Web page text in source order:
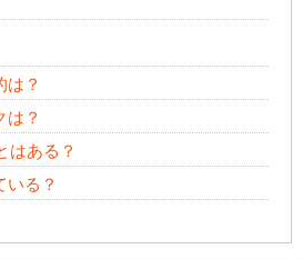
は？
は？
はある？
いる？